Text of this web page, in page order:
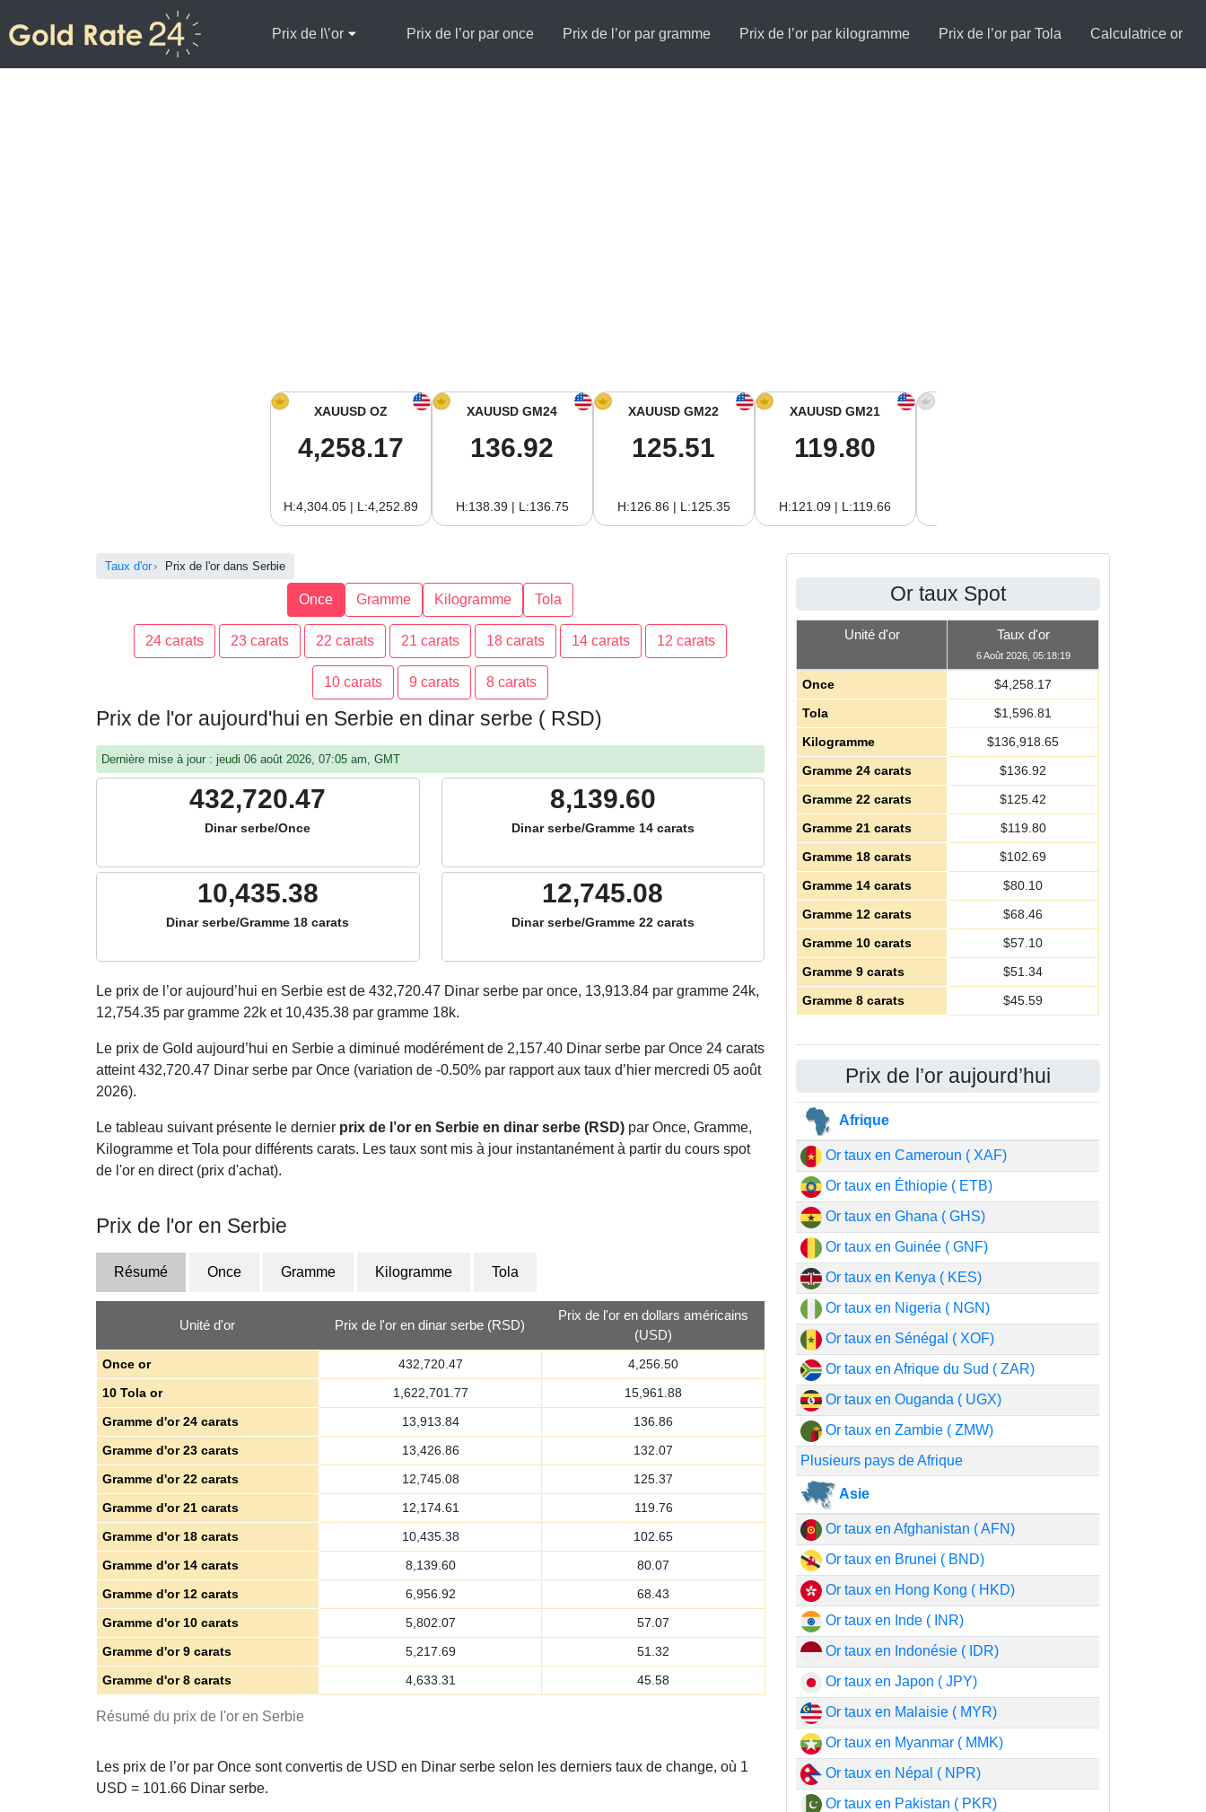
Prix de l\’or Prix de l’or par once Prix de l’or par gramme Prix de l’or par kilogramme Prix de l’or par Tola Calculatrice or
XAUUSD OZ
4,258.17
H:4,304.05 | L:4,252.89
XAUUSD GM24
136.92
H:138.39 | L:136.75
XAUUSD GM22
125.51
H:126.86 | L:125.35
XAUUSD GM21
119.80
H:121.09 | L:119.66
Taux d'or Prix de l'or dans Serbie
Once Gramme Kilogramme Tola
24 carats 23 carats 22 carats 21 carats 18 carats 14 carats 12 carats
10 carats 9 carats 8 carats
Prix de l'or aujourd'hui en Serbie en dinar serbe ( RSD)
Dernière mise à jour : jeudi 06 août 2026, 07:05 am, GMT
432,720.47
Dinar serbe/Once
8,139.60
Dinar serbe/Gramme 14 carats
10,435.38
Dinar serbe/Gramme 18 carats
12,745.08
Dinar serbe/Gramme 22 carats
Le prix de l’or aujourd’hui en Serbie est de 432,720.47 Dinar serbe par once, 13,913.84 par gramme 24k,
12,754.35 par gramme 22k et 10,435.38 par gramme 18k.
Le prix de Gold aujourd’hui en Serbie a diminué modérément de 2,157.40 Dinar serbe par Once 24 carats
atteint 432,720.47 Dinar serbe par Once (variation de -0.50% par rapport aux taux d’hier mercredi 05 août
2026).
Le tableau suivant présente le dernier prix de l’or en Serbie en dinar serbe (RSD) par Once, Gramme,
Kilogramme et Tola pour différents carats. Les taux sont mis à jour instantanément à partir du cours spot
de l'or en direct (prix d'achat).
Prix de l'or en Serbie
Résumé Once Gramme Kilogramme Tola
Résumé du prix de l'or en Serbie
Unité d'or Prix de l'or en dinar serbe (RSD)
Prix de l'or en dollars américains
(USD)
Once or 432,720.47
4,256.50
10 Tola or
1,622,701.77
15,961.88
Gramme d'or 24 carats
13,913.84
136.86
Gramme d'or 23 carats
13,426.86
132.07
Gramme d'or 22 carats
12,745.08
125.37
Gramme d'or 21 carats
12,174.61
119.76
Gramme d'or 18 carats
10,435.38
102.65
Gramme d'or 14 carats
8,139.60
80.07
Gramme d'or 12 carats
6,956.92
68.43
Gramme d'or 10 carats
5,802.07
57.07
Gramme d'or 9 carats
5,217.69
51.32
Gramme d'or 8 carats
4,633.31 45.58
Les prix de l’or par Once sont convertis de USD en Dinar serbe selon les derniers taux de change, où 1
USD = 101.66 Dinar serbe.
Or taux Spot
Unité d'or Taux d'or
6 Août 2026, 05:18:19
Once $4,258.17
Tola
$1,596.81
Kilogramme
$136,918.65
Gramme 24 carats
$136.92
Gramme 22 carats
$125.42
Gramme 21 carats
$119.80
Gramme 18 carats
$102.69
Gramme 14 carats
$80.10
Gramme 12 carats
$68.46
Gramme 10 carats
$57.10
Gramme 9 carats
$51.34
Gramme 8 carats
$45.59
Prix de l’or aujourd’hui
Afrique
Or taux en Cameroun ( XAF)
Or taux en Éthiopie ( ETB)
Or taux en Ghana ( GHS)
Or taux en Guinée ( GNF)
Or taux en Kenya ( KES)
Or taux en Nigeria ( NGN)
Or taux en Sénégal ( XOF)
Or taux en Afrique du Sud ( ZAR)
Or taux en Ouganda ( UGX)
Or taux en Zambie ( ZMW)
Plusieurs pays de Afrique
Asie
Or taux en Afghanistan ( AFN)
Or taux en Brunei ( BND)
Or taux en Hong Kong ( HKD)
Or taux en Inde ( INR)
Or taux en Indonésie ( IDR)
Or taux en Japon ( JPY)
Or taux en Malaisie ( MYR)
Or taux en Myanmar ( MMK)
Or taux en Népal ( NPR)
Or taux en Pakistan ( PKR)